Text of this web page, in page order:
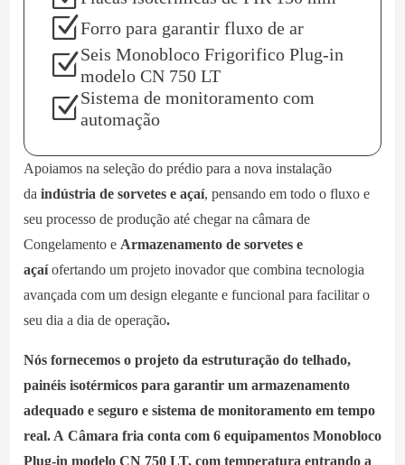
ZForro para garantir fluxo de ar
ZSeis Monobloco Frigorifico Plug-in
modelo CN 750 LT
ZSistema de monitoramento com
automação
Apoiamos na seleção do prédio para a nova instalação
da indústria de sorvetes e açaí, pensando em todo o fluxo e
seu processo de produção até chegar na câmara de
Congelamento e Armazenamento de sorvetes e
açaíofertando um projeto inovador que combina tecnologia
avançada com um design elegante e funcional para facilitar o
seu dia a dia de operação.
Nós fornecemos o projeto da estruturação do telhado,
painéis isotérmicos para garantir um armazenamento
adequado e seguro e sistema de monitoramento em tempo
real. A Câmara fria conta com 6 equipamentos Monobloco
Plug-in modelo CN 750 LT, com temperatura entrando a